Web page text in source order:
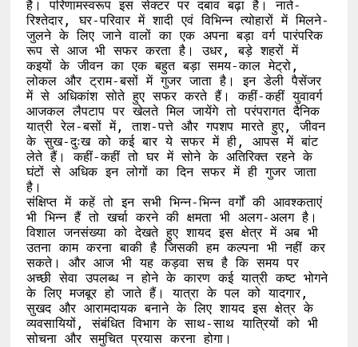
है। परिणामस्वरूप इस सेक्टर पर दबाव बढ़ा है। नाते-
रिश्तेदार, घर-परिवार में शादी एवं विभिन्न त्योहारों में मिलने-
जुलने के लिए जाने वालों का एक अपना बड़ा वर्ग पारंपरिक
रूप से आज भी सफर करता है। उधर, बड़े शहरों में
कइयों के जीवन का एक बहुत बड़ा समय-काल मेट्रो,
लोकल और ट्राम-बसों में गुजर जाता है। इन डेली पैसेंजर
में से अधिकांश सोते हुए सफर करते हैं। कहीं-कहीं युवावर्ग
आजकल लैपटाप पर खेलते मिल जायेंगे तो परंपरागत दैनिक
यात्री रेल-बसों में, ताश-पत्ते और गपशप मारते हुए, जीवन
के सुख-दुःख को कई बार ये सफर में ही, आपस में बांट
लेते हैं। कहीं-कहीं तो घर में सोने के अतिरिक्त रहने के
घंटों से अधिक इन लोगों का दिन सफर में ही गुजर जाता
है।
संक्षिप्त में कहें तो इन सभी भिन्न-भिन्न वर्गों की आवश्कताएं
भी भिन्न हैं तो खर्चा करने की क्षमता भी अलग-अलग है।
विशाल जनसंख्या को देखते हुए शायद इस क्षेत्र में अब भी
उतना काम करना बाकी है जिसकी हम कल्पना भी नहीं कर
सकते। और आज भी यह कड़वा सच है कि समय पर
अच्छी सेवा उपलब्ध न होने के कारण कई यात्री कष्ट भोगने
के लिए मजबूर हो जाते हैं। यात्रा के पल को यादगार,
सुखद और आरामदायक बनाने के लिए शायद इस क्षेत्र के
व्यवसायियों, संबंधित विभाग के साथ-साथ यात्रियों को भी
सोचना और समुचित प्रयास करना होगा।